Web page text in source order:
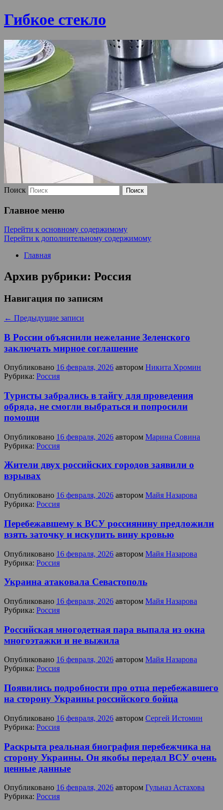
Гибкое стекло
Поиск
Главное меню
Перейти к основному содержимому
Перейти к дополнительному содержимому
Главная
Архив рубрики: Россия
Навигация по записям
← Предыдущие записи
В России объяснили нежелание Зеленского
заключать мирное соглашение
Опубликовано 16 февраля, 2026 автором Никита Хромин
Рубрика: Россия
Туристы забрались в тайгу для проведения
обряда, не смогли выбраться и попросили
помощи
Опубликовано 16 февраля, 2026 автором Марина Совина
Рубрика: Россия
Жители двух российских городов заявили о
взрывах
Опубликовано 16 февраля, 2026 автором Майя Назарова
Рубрика: Россия
Перебежавшему к ВСУ россиянину предложили
взять заточку и искупить вину кровью
Опубликовано 16 февраля, 2026 автором Майя Назарова
Рубрика: Россия
Украина атаковала Севастополь
Опубликовано 16 февраля, 2026 автором Майя Назарова
Рубрика: Россия
Российская многодетная пара выпала из окна
многоэтажки и не выжила
Опубликовано 16 февраля, 2026 автором Майя Назарова
Рубрика: Россия
Появились подробности про отца перебежавшего
на сторону Украины российского бойца
Опубликовано 16 февраля, 2026 автором Сергей Истомин
Рубрика: Россия
Раскрыта реальная биография перебежчика на
сторону Украины. Он якобы передал ВСУ очень
ценные данные
Опубликовано 16 февраля, 2026 автором Гульназ Астахова
Рубрика: Россия